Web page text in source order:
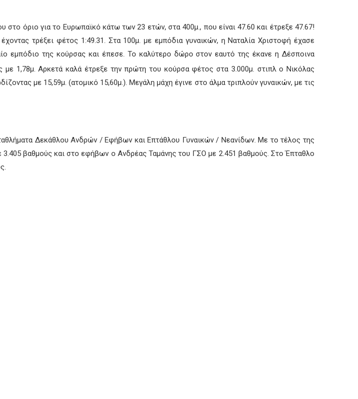
όριο για το Ευρωπαϊκό κάτω των 23 ετών, στα 400μ., που είναι 47.60 και έτρεξε 47.67!
τρέξει φέτος 1:49.31. Στα 100μ. με εμπόδια γυναικών, η Ναταλία Χριστοφή έχασε
εμπόδιο της κούρσας και έπεσε. Το καλύτερο δώρο στον εαυτό της έκανε η Δέσποινα
με 1,78μ. Αρκετά καλά έτρεξε την πρώτη του κούρσα φέτος στα 3.000μ. στιπλ ο Νικόλας
με 15,59μ. (ατομικό 15,60μ.). Μεγάλη μάχη έγινε στο άλμα τριπλούν γυναικών, με τις
Δεκάθλου Ανδρών / Εφήβων και Επτάθλου Γυναικών / Νεανίδων. Με το τέλος της
βαθμούς και στο εφήβων ο Ανδρέας Ταμάνης του ΓΣΟ με 2.451 βαθμούς. Στο Έπταθλο